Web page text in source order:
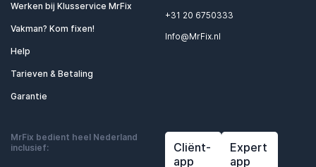
Werken bij Klusservice MrFix
Vakman? Kom fixen!
Help
Tarieven & Betaling
Garantie
+31 20 6750333
Info@MrFix.nl
MrFix bedient heel Nederland
inclusief:
Cliënt-
app
Expert
app